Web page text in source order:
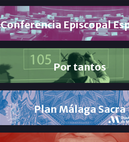
Conferencia Episcopal
Por tantos
Plan Málaga Sacra